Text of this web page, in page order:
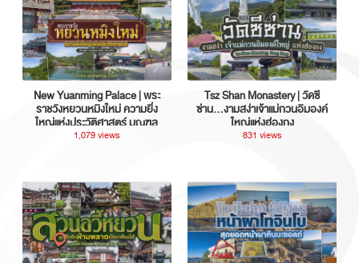
New Yuanming Palace | พระ
ราชวังหยวนหมิงใหม่ ความยิ่ง
ใหญ่แห่งประวัติศาสตร์ มณฑล
กวางตุ้ง ประเทศจีน
1,079 views
Tsz Shan Monastery | วัดซี
ซ่าน…งามสง่าเจ้าแม่กวนอิมองค์
ใหญ่แห่งฮ่องกง
831 views